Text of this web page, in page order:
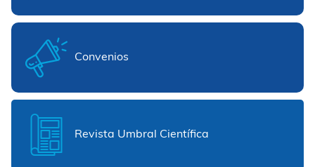
Convenios
Revista Umbral Científica